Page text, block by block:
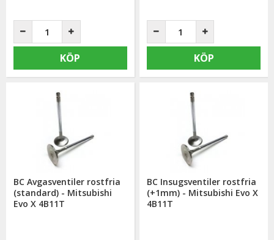
KÖP KÖP
BC Avgasventiler rostfria
(standard) - Mitsubishi
Evo X 4B11T
BC Insugsventiler rostfria
(+1mm) - Mitsubishi Evo X
4B11T